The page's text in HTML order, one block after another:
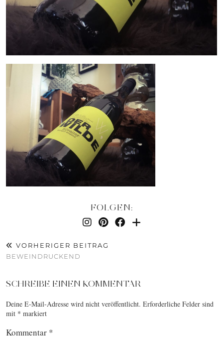
FOLGEN:
VORHERIGER BEITRAG
BEWEINDRUCKEND
SCHREIBE EINEN KOMMENTAR
Deine E-Mail-Adresse wird nicht veröffentlicht. Erforderliche Felder sind
mit * markiert
Kommentar *